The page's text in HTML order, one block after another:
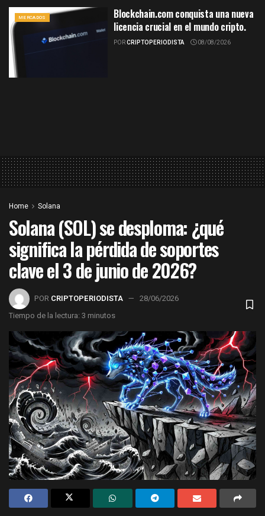
MERCADOS
Blockchain.com conquista una nueva
licencia crucial en el mundo cripto.
PORCRIPTOPERIODISTA 08/08/2026
Home Solana
Solana (SOL) se desploma: ¿qué
significa la pérdida de soportes
clave el 3 de junio de 2026?
POR CRIPTOPERIODISTA
28/06/2026
Tiempo de la lectura: 3 minutos